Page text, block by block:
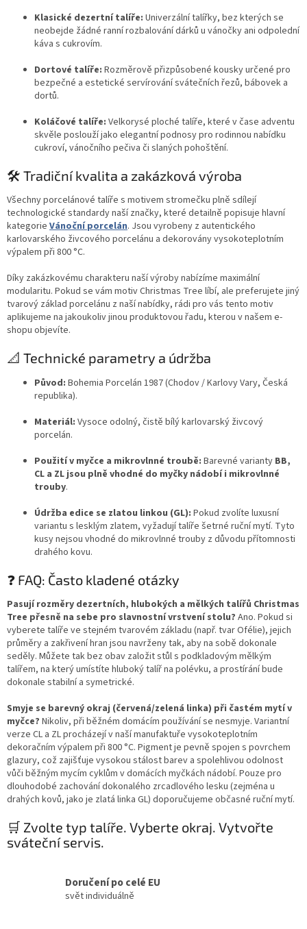
Klasické dezertní talíře: Univerzální talířky, bez kterých se
neobejde žádné ranní rozbalování dárků u vánočky ani odpolední
káva s cukrovím.
Dortové talíře: Rozměrově přizpůsobené kousky určené pro
bezpečné a estetické servírování svátečních řezů, bábovek a
dortů.
Koláčové talíře: Velkorysé ploché talíře, které v čase adventu
skvěle poslouží jako elegantní podnosy pro rodinnou nabídku
cukroví, vánočního pečiva či slaných pohoštění.
🛠️ Tradiční kvalita a zakázková výroba
Všechny porcelánové talíře s motivem stromečku plně sdílejí
technologické standardy naší značky, které detailně popisuje hlavní
kategorie Vánoční porcelán. Jsou vyrobeny z autentického
karlovarského živcového porcelánu a dekorovány vysokoteplotním
výpalem při 800 °C.
Díky zakázkovému charakteru naší výroby nabízíme maximální
modularitu. Pokud se vám motiv Christmas Tree líbí, ale preferujete jiný
tvarový základ porcelánu z naší nabídky, rádi pro vás tento motiv
aplikujeme na jakoukoliv jinou produktovou řadu, kterou v našem e-
shopu objevíte.
📐 Technické parametry a údržba
Původ: Bohemia Porcelán 1987 (Chodov / Karlovy Vary, Česká
republika).
Materiál: Vysoce odolný, čistě bílý karlovarský živcový
porcelán.
Použití v myčce a mikrovlnné troubě: Barevné varianty BB,
CL a ZL jsou plně vhodné do myčky nádobí i mikrovlnné
trouby.
Údržba edice se zlatou linkou (GL): Pokud zvolíte luxusní
variantu s lesklým zlatem, vyžadují talíře šetrné ruční mytí. Tyto
kusy nejsou vhodné do mikrovlnné trouby z důvodu přítomnosti
drahého kovu.
❓ FAQ: Často kladené otázky
Pasují rozměry dezertních, hlubokých a mělkých talířů Christmas
Tree přesně na sebe pro slavnostní vrstvení stolu? Ano. Pokud si
vyberete talíře ve stejném tvarovém základu (např. tvar Ofélie), jejich
průměry a zakřivení hran jsou navrženy tak, aby na sobě dokonale
seděly. Můžete tak bez obav založit stůl s podkladovým mělkým
talířem, na který umístíte hluboký talíř na polévku, a prostírání bude
dokonale stabilní a symetrické.
Smyje se barevný okraj (červená/zelená linka) při častém mytí v
myčce? Nikoliv, při běžném domácím používání se nesmyje. Variantní
verze CL a ZL procházejí v naší manufaktuře vysokoteplotním
dekoračním výpalem při 800 °C. Pigment je pevně spojen s povrchem
glazury, což zajišťuje vysokou stálost barev a spolehlivou odolnost
vůči běžným mycím cyklům v domácích myčkách nádobí. Pouze pro
dlouhodobé zachování dokonalého zrcadlového lesku (zejména u
drahých kovů, jako je zlatá linka GL) doporučujeme občasné ruční mytí.
🛒 Zvolte typ talíře. Vyberte okraj. Vytvořte
sváteční servis.
Doručení po celé EU
svět individuálně